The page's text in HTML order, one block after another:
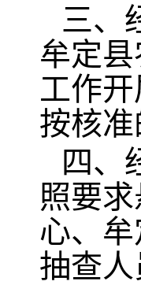
三、
牟定
工作
按核
四、
照要
心、
抽查